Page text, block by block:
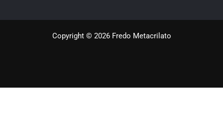
Copyright © 2026 Fredo Metacrilato